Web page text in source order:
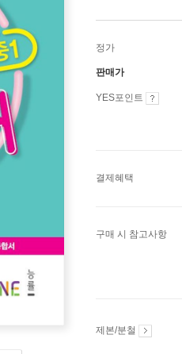
정가
판매가
YES포인트
결제혜택
구매 시 참고사항
제본/분철